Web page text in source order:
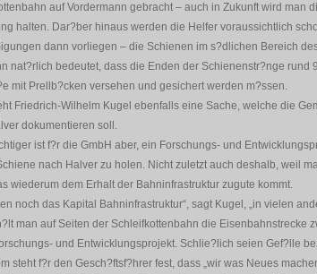
auf Vordermann gebracht – auch in Zukunft wird man
halten. Dar?ber hinaus werden die Helfer voraussichtlich
dann vorliegen – die Schienen im s?dlichen Bereich
nat?rlich bedeutet, dass die Enden der Schienenstr?nge
mit Prellb?cken versehen und gesichert werden m?ssen.
Friedrich-Wilhelm Kugel ebenfalls eine Sache, welche die
dokumentieren soll.
ist f?r die GmbH aber, ein Forschungs- und
nach Halver zu holen. Nicht zuletzt auch deshalb, weil
wiederum dem Erhalt der Bahninfrastruktur zugute kommt.
noch das Kapital Bahninfrastruktur“, sagt Kugel, „in vielen
man auf Seiten der Schleifkottenbahn die Eisenbahnstrecke
und Entwicklungsprojekt. Schlie?lich seien Gef?lle
steht f?r den Gesch?ftsf?hrer fest, dass „wir was Neues